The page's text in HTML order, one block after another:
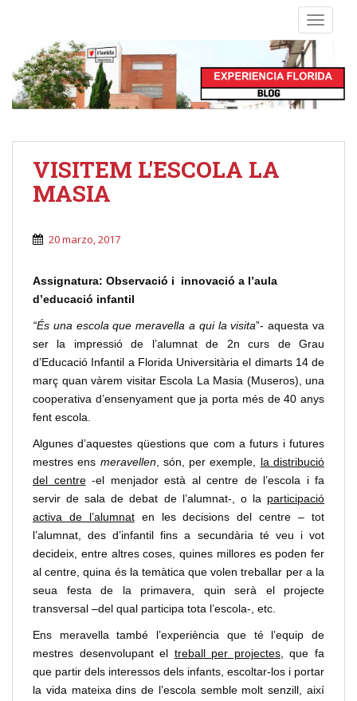
VISITEM L'ESCOLA LA
MASIA
20 marzo, 2017
Assignatura: Observació i innovació a l’aula
d’educació infantil
“És una escola que meravella a qui la visita”- aquesta va
ser la impressió de l’alumnat de 2n curs de Grau
d’Educació Infantil a Florida Universitària el dimarts 14 de
març quan vàrem visitar Escola La Masia (Museros), una
cooperativa d’ensenyament que ja porta més de 40 anys
fent escola.
Algunes d’aquestes qüestions que com a futurs i futures
mestres ens meravellen, són, per exemple, la distribució
del centre-el menjador està al centre de l’escola i fa
servir de sala de debat de l’alumnat-, o la participació
activa de l’alumnaten les decisions del centre – tot
l’alumnat, des d’infantil fins a secundària té veu i vot
decideix, entre altres coses, quines millores es poden fer
al centre, quina és la temàtica que volen treballar per a la
seua festa de la primavera, quin serà el projecte
transversal –del qual participa tota l’escola-, etc.
Ens meravella també l’experiència que té l’equip de
mestres desenvolupant el treball per projectes, que fa
que partir dels interessos dels infants, escoltar-los i portar
la vida mateixa dins de l’escola semble molt senzill, així